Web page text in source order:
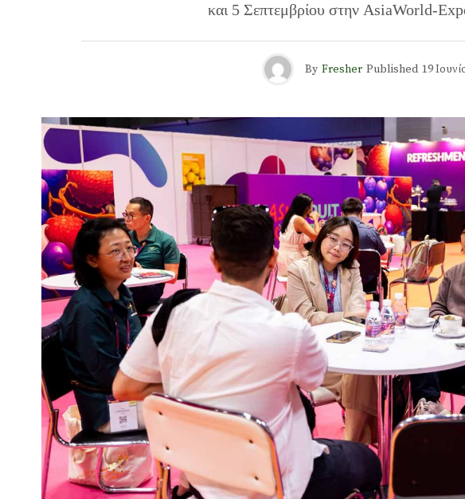
και 5 Σεπτεμβρίου στην AsiaWorld-
By Fresher Published 19